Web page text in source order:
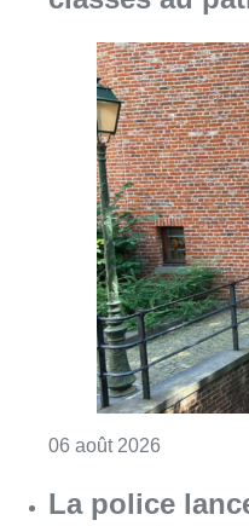
06 août 2026Consulter
La police
recherche
femme de 33